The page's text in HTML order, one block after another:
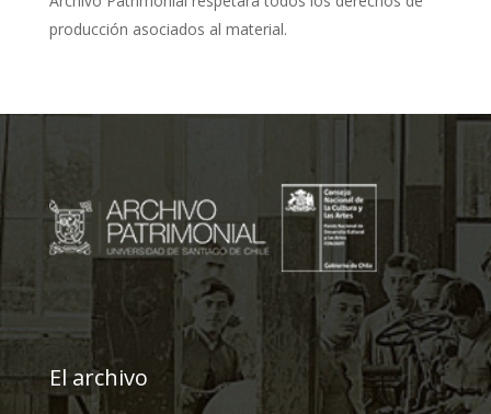
producción asociados al material.
El archivo